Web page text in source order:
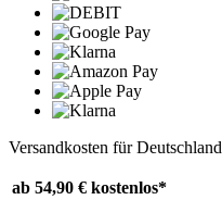
Versandkosten für Deutschland
ab 54,90 € kostenlos*